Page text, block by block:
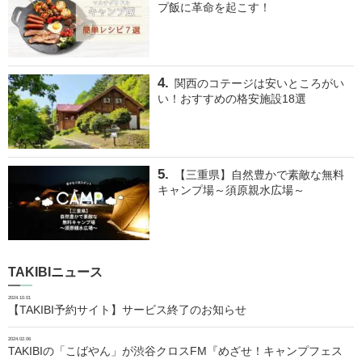
プ飯に革命を起こす！
関西のコテージは安いところがい
い！おすすめの格安施設18選
【三重県】自然豊かで素敵な無料
キャンプ場～須原親水広場～
TAKIBIニュース
2024.10.01
【TAKIBI予約サイト】サービス終了のお知らせ
2024.02.06
TAKIBIの「こばやん」が渋谷クロスFM『めざせ！キャンプフェス